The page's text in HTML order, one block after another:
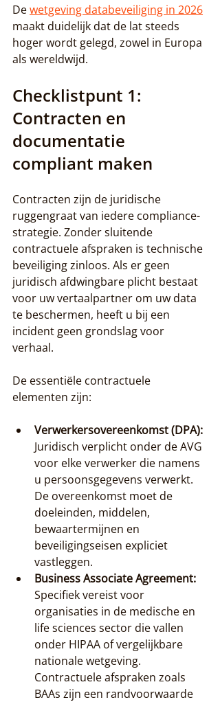
De wetgeving databeveiliging in 2026
maakt duidelijk dat de lat steeds
hoger wordt gelegd, zowel in Europa
als wereldwijd.
Checklistpunt 1:
Contracten en
documentatie
compliant maken
Contracten zijn de juridische
ruggengraat van iedere compliance-
strategie. Zonder sluitende
contractuele afspraken is technische
beveiliging zinloos. Als er geen
juridisch afdwingbare plicht bestaat
voor uw vertaalpartner om uw data
te beschermen, heeft u bij een
incident geen grondslag voor
verhaal.
De essentiële contractuele
elementen zijn:
Verwerkersovereenkomst (DPA):
Juridisch verplicht onder de AVG
voor elke verwerker die namens
u persoonsgegevens verwerkt.
De overeenkomst moet de
doeleinden, middelen,
bewaartermijnen en
beveiligingseisen expliciet
vastleggen.
Business Associate Agreement:
Specifiek vereist voor
organisaties in de medische en
life sciences sector die vallen
onder HIPAA of vergelijkbare
nationale wetgeving.
Contractuele afspraken zoals
BAAs zijn een randvoorwaarde